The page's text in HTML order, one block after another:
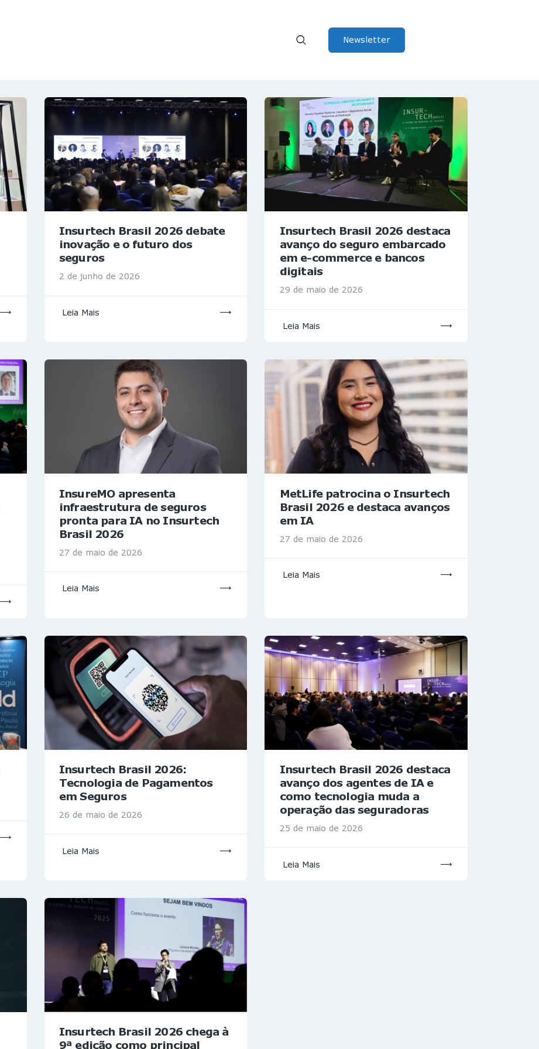
Newsletter
HOME
Insurtech Brasil 2026 debate
inovação e o futuro dos
seguros
2 de junho de 2026
Leia Mais
Insurtech Brasil 2026 destaca
avanço do seguro embarcado
em e-commerce e bancos
digitais
29 de maio de 2026
Leia Mais
InsureMO apresenta
infraestrutura de seguros
pronta para IA no Insurtech
Brasil 2026
27 de maio de 2026
Leia Mais
MetLife patrocina o Insurtech
Brasil 2026 e destaca avanços
em IA
27 de maio de 2026
Leia Mais
Insurtech Brasil 2026:
Tecnologia de Pagamentos
em Seguros
26 de maio de 2026
Leia Mais
Insurtech Brasil 2026 destaca
avanço dos agentes de IA e
como tecnologia muda a
operação das seguradoras
25 de maio de 2026
Leia Mais
Insurtech Brasil 2026 chega à
9ª edição como principal